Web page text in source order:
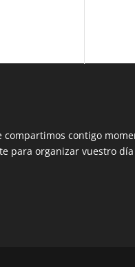
contigo
para organizar vuestro día